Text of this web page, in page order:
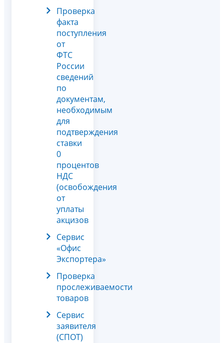
Проверка
факта
поступления
от
ФТС
России
сведений
по
документам,
необходимым
для
подтверждения
ставки
0
процентов
НДС
(освобождения
от
уплаты
акцизов
Сервис
«Офис
Экспортера»
Проверка
прослеживаемости
товаров
Сервис
заявителя
(СПОТ)